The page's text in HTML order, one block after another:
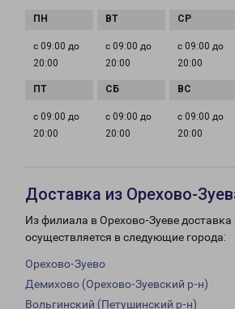
с 09:00 до
20:00
с 09:00 до
20:00
с 09:00 до
20:00
с 09:00 до
20:00
с 09:00 до
20:00
с 09:00 до
20:00
Доставка из Орехово-
Из филиала в Орехово-Зуеве доставка
осуществляется в следующие города:
Орехово-Зуево
Демихово (Орехово-Зуевский р-н)
Вольгинский (Петушинский р-н)